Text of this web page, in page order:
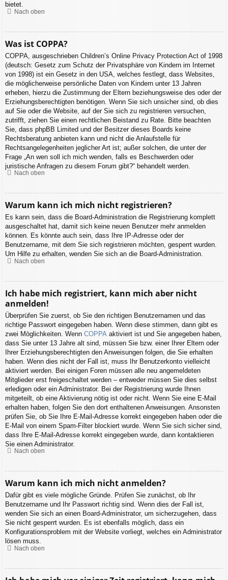
bietet.
Nach oben
Was ist COPPA?
COPPA, ausgeschrieben Children’s Online Privacy Protection Act of 1998
(deutsch: Gesetz zum Schutz der Privatsphäre von Kindern im Internet
von 1998) ist ein Gesetz in den USA, welches festlegt, dass Websites,
die möglicherweise persönliche Daten von Kindern unter 13 Jahren
erheben, hierzu die Zustimmung der Eltern beziehungsweise des oder der
Erziehungsberechtigten benötigen. Wenn Sie sich unsicher sind, ob dies
auf Sie oder die Website, auf der Sie sich zu registrieren versuchen,
zutrifft, ziehen Sie einen rechtlichen Beistand zu Rate. Bitte beachten
Sie, dass phpBB Limited und der Besitzer dieses Boards keine
Rechtsberatung anbieten kann und nicht die Anlaufstelle für
Rechtsangelegenheiten jeglicher Art ist; außer solchen, die unter der
Frage „An wen soll ich mich wenden, falls es Beschwerden oder
juristische Anfragen zu diesem Forum gibt?“ behandelt werden.
Nach oben
Warum kann ich mich nicht registrieren?
Es kann sein, dass die Board-Administration die Registrierung komplett
ausgeschaltet hat, damit sich keine neuen Benutzer mehr anmelden
können. Es könnte auch sein, dass Ihre IP-Adresse oder der
Benutzername, mit dem Sie sich registrieren möchten, gesperrt wurden.
Um Hilfe zu erhalten, wenden Sie sich an die Board-Administration.
Nach oben
Ich habe mich registriert, kann mich aber nicht
anmelden!
Überprüfen Sie zuerst, ob Sie den richtigen Benutzernamen und das
richtige Passwort eingegeben haben. Wenn diese stimmen, dann gibt es
zwei Möglichkeiten. Wenn COPPA aktiviert ist und Sie angegeben haben,
dass Sie unter 13 Jahre alt sind, müssen Sie bzw. einer Ihrer Eltern oder
Ihrer Erziehungsberechtigten den Anweisungen folgen, die Sie erhalten
haben. Wenn dies nicht der Fall ist, muss Ihr Benutzerkonto vielleicht
aktiviert werden. Bei einigen Foren müssen alle neu angemeldeten
Mitglieder erst freigeschaltet werden – entweder müssen Sie dies selbst
erledigen oder ein Administrator. Bei der Registrierung wurde Ihnen
mitgeteilt, ob eine Aktivierung nötig ist oder nicht. Wenn Sie eine E-Mail
erhalten haben, folgen Sie den dort enthaltenen Anweisungen. Ansonsten
prüfen Sie, ob Sie Ihre E-Mail-Adresse korrekt eingegeben haben oder die
E-Mail von einem Spam-Filter blockiert wurde. Wenn Sie sich sicher sind,
dass Ihre E-Mail-Adresse korrekt eingegeben wurde, dann kontaktieren
Sie einen Administrator.
Nach oben
Warum kann ich mich nicht anmelden?
Dafür gibt es viele mögliche Gründe. Prüfen Sie zunächst, ob Ihr
Benutzername und Ihr Passwort richtig sind. Wenn dies der Fall ist,
wenden Sie sich an einen Board-Administrator, um sicherzugehen, dass
Sie nicht gesperrt wurden. Es ist ebenfalls möglich, dass ein
Konfigurationsproblem mit der Website vorliegt, welches ein Administrator
lösen muss.
Nach oben